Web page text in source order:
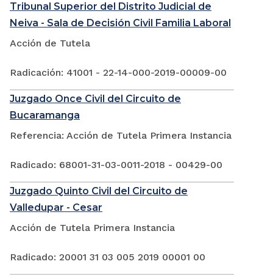
Tribunal Superior del Distrito Judicial de
Neiva - Sala de Decisión Civil Familia Laboral
Acción de Tutela
Radicación: 41001 - 22-14-000-2019-00009-00
Juzgado Once Civil del Circuito de
Bucaramanga
Referencia: Acción de Tutela Primera Instancia
Radicado: 68001-31-03-0011-2018 - 00429-00
Juzgado Quinto Civil del Circuito de
Valledupar - Cesar
Acción de Tutela Primera Instancia
Radicado: 20001 31 03 005 2019 00001 00